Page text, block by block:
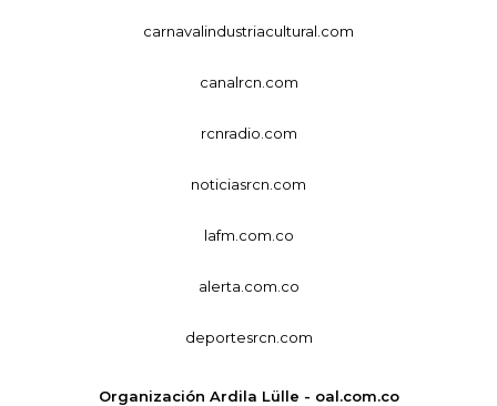
carnavalindustriacultural.com
canalrcn.com
rcnradio.com
noticiasrcn.com
lafm.com.co
alerta.com.co
deportesrcn.com
Organización Ardila Lülle - oal.com.co